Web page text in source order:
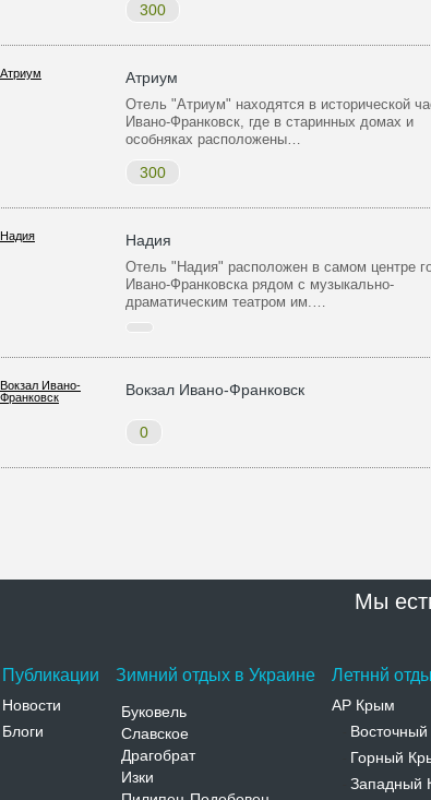
300
Атриум
Отель "Атриум" находятся в исторической
Ивано-Франковск, где в старинных домах и
особняках расположены…
300
Надия
Отель "Надия" расположен в самом центре
Ивано-Франковска рядом с музыкально-
драматическим театром им.…
Вокзал Ивано-Франковск
0
Мы
Публикации
Новости
Блоги
Зимний отдых в Украине
Буковель
Славское
Драгобрат
Изки
Летннй
АР Крым
Горный
Западный